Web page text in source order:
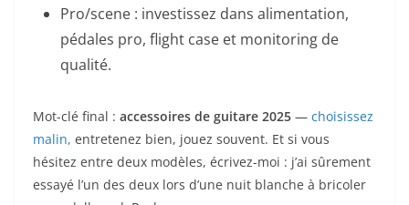
Pro/scene : investissez dans alimentation,
pédales pro, flight case et monitoring de
qualité.
Mot-clé final : accessoires de guitare 2025 — choisissez
malin, entretenez bien, jouez souvent. Et si vous
hésitez entre deux modèles, écrivez-moi : j’ai sûrement
essayé l’un des deux lors d’une nuit blanche à bricoler